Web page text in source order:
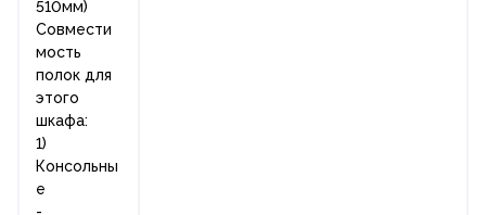
510мм)
Совмести
мость
полок для
этого
шкафа:
1)
Консольны
е